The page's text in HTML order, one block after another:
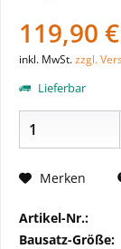
119,90
inkl. MwSt.zzgl.
Lieferbar
Merken
Artikel-Nr.:
Bausatz-Größe: